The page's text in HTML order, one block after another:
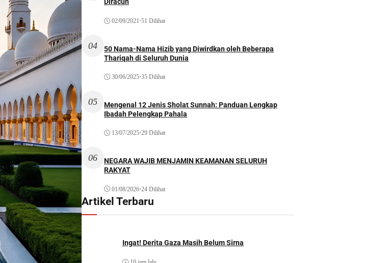
Diracun
02/09/2021•51 Dilihat
04
50 Nama-Nama Hizib yang Diwirdkan oleh Beberapa
Thariqah di Seluruh Dunia
30/06/2025•35 Dilihat
05
Mengenal 12 Jenis Sholat Sunnah: Panduan Lengkap
Ibadah Pelengkap Pahala
13/07/2025•29 Dilihat
06
NEGARA WAJIB MENJAMIN KEAMANAN SELURUH
RAKYAT
01/08/2026•24 Dilihat
Artikel Terbaru
Ingat! Derita Gaza Masih Belum Sirna